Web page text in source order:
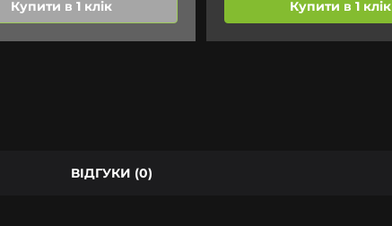
Купити в 1 клік Купити в 1 клік
ВІДГУКИ (0)